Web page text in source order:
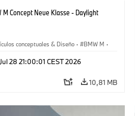
M Concept Neue Klasse - Daylight
conceptuales & Diseño · BMW M ·
28 21:00:01 CEST 2026
10,81 MB